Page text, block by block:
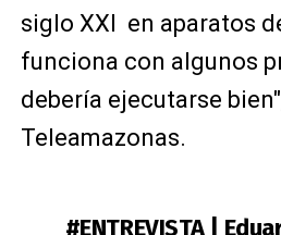
siglo XXI en aparatos
funciona con algunos
debería ejecutarse
Teleamazonas.
#ENTREVISTA|